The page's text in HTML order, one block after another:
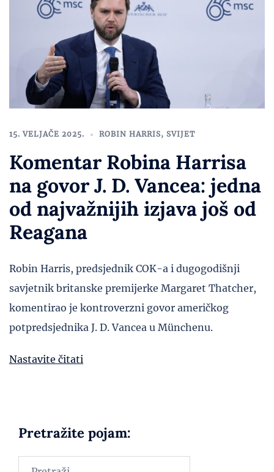
15. VELJAČE 2025. ROBIN HARRIS, SVIJET
Komentar Robina Harrisa
na govor J. D. Vancea: jedna
od najvažnijih izjava još od
Reagana
Robin Harris, predsjednik COK-a i dugogodišnji
savjetnik britanske premijerke Margaret Thatcher,
komentirao je kontroverzni govor američkog
potpredsjednika J. D. Vancea u Münchenu.
Nastavite čitati
Pretražite pojam: